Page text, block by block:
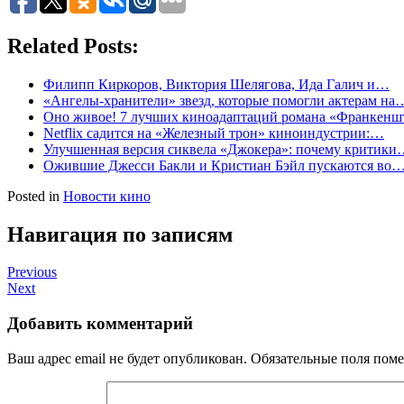
Related Posts:
Филипп Киркоров, Виктория Шелягова, Ида Галич и…
«Ангелы-хранители» звезд, которые помогли актерам
Оно живое! 7 лучших киноадаптаций романа
Netflix садится на «Железный трон» киноиндустрии:…
Улучшенная версия сиквела «Джокера»: почему
Ожившие Джесси Бакли и Кристиан Бэйл пускаются во…
Posted in Новости кино
Навигация по записям
Previous
Next
Добавить комментарий
Ваш адрес email не будет опубликован. Обязательные поля